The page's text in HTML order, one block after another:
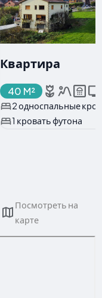
Квартира
40 M²
2 односпальные
1 кровать футона
Посмотреть на
карте